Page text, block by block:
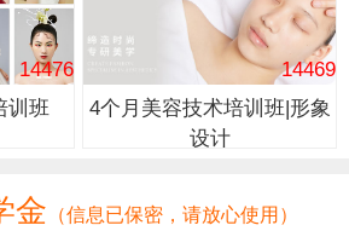
14476
训班
14469
4个月美容技术培训班|形象
设计
金 （信息已保密，请放心使用）